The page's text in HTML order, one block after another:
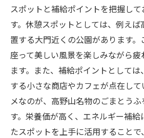
スポットと補給ポイントを把握し
す。休憩スポットとしては、例え
置する大門近くの公園があります
座って美しい風景を楽しみながら
ます。また、補給ポイントとして
する小さな商店やカフェが点在し
メなのが、高野山名物のごまとう
す。栄養価が高く、エネルギー補給
たスポットを上手に活用すること